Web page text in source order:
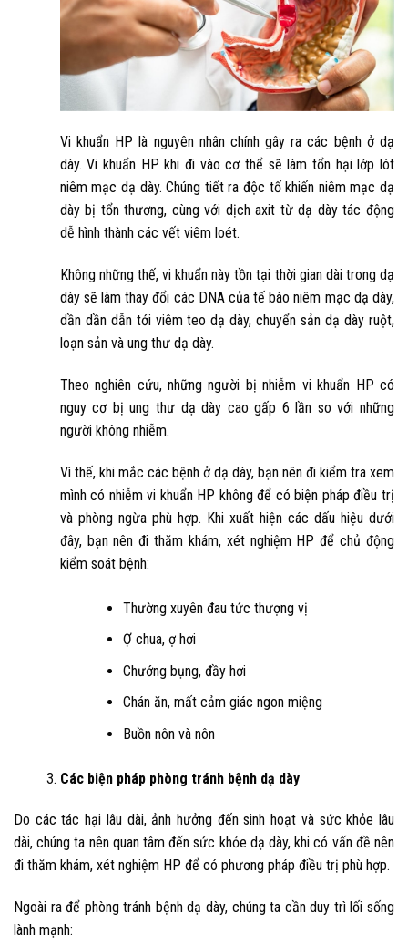
Vi khuẩn HP là nguyên nhân chính gây ra các bệnh ở dạ
dày.Vi khuẩn HP khi đi vào cơ thể sẽ làm tổn hại lớp lót
niêm mạc dạ dày. Chúng tiết ra độc tố khiến niêm mạc dạ
dày bị tổn thương, cùng với dịch axit từ dạ dày tác động
dễ hình thành các vết viêm loét.
Không những thế, vi khuẩn này tồn tại thời gian dài trong dạ
dày sẽ làm thay đổi các DNA của tế bào niêm mạc dạ dày,
dần dần dẫn tới viêm teo dạ dày, chuyển sản dạ dày ruột,
loạn sản và ung thư dạ dày.
Theo nghiên cứu, những người bị nhiễm vi khuẩn HP có
nguy cơ bị ung thư dạ dày cao gấp 6 lần so với những
người không nhiễm.
Vì thế, khi mắc các bệnh ở dạ dày, bạn nên đi kiểm tra xem
mình có nhiễm vi khuẩn HP không để có biện pháp điều trị
và phòng ngừa phù hợp. Khi xuất hiện các dấu hiệu dưới
đây, bạn nên đi thăm khám, xét nghiệm HP để chủ động
kiểm soát bệnh:
Thường xuyên đau tức thượng vị
Ợ chua, ợ hơi
Chướng bụng, đầy hơi
Chán ăn, mất cảm giác ngon miệng
Buồn nôn và nôn
Các biện pháp phòng tránh bệnh dạ dày
Do các tác hại lâu dài, ảnh hưởng đến sinh hoạt và sức khỏe lâu
dài, chúng ta nên quan tâm đến sức khỏe dạ dày, khi có vấn đề nên
đi thăm khám, xét nghiệm HP để có phương pháp điều trị phù hợp.
Ngoài ra để phòng tránh bệnh dạ dày, chúng ta cần duy trì lối sống
lành mạnh: